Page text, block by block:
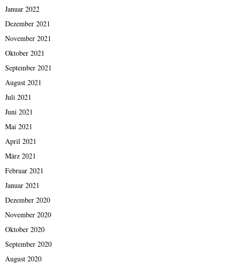
Januar 2022
Dezember 2021
November 2021
Oktober 2021
September 2021
August 2021
Juli 2021
Juni 2021
Mai 2021
April 2021
März 2021
Februar 2021
Januar 2021
Dezember 2020
November 2020
Oktober 2020
September 2020
August 2020